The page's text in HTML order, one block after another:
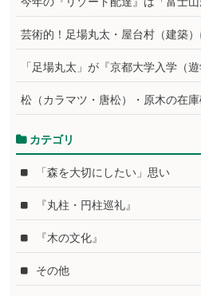
芸術的！足場丸太・屋台村（建築
「足場丸太」が『京都大学入学
松（カラマツ・唐松）・原木の在
カテゴリ
「森を大切にしたい」思い
『丸柱・円柱巡礼』
『木の文化』
その他